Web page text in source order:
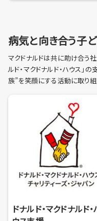
病気と向き合う子
マクドナルドは共に助け合う
ルド・マクドナルド・ハウス」
族”を笑顔にする活動に取り組
ドナルド・マクドナルド・